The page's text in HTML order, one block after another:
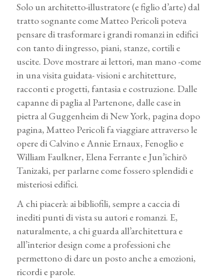
Solo un architetto-illustratore (e figlio d’arte) dal
tratto sognante come Matteo Pericoli poteva
pensare di trasformare i grandi romanzi in edifici
con tanto di ingresso, piani, stanze, cortili e
uscite. Dove mostrare ai lettori, man mano -come
in una visita guidata- visioni e architetture,
racconti e progetti, fantasia e costruzione. Dalle
capanne di paglia al Partenone, dalle case in
pietra al Guggenheim di New York, pagina dopo
pagina, Matteo Pericoli fa viaggiare attraverso le
opere di Calvino e Annie Ernaux, Fenoglio e
William Faulkner, Elena Ferrante e Jun’ichirō
Tanizaki, per parlarne come fossero splendidi e
misteriosi edifici.
A chi piacerà: ai bibliofili, sempre a caccia di
inediti punti di vista su autori e romanzi. E,
naturalmente, a chi guarda all’architettura e
all’interior design come a professioni che
permettono di dare un posto anche a emozioni,
ricordi e parole.